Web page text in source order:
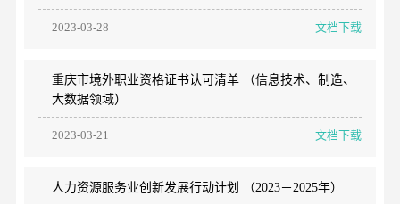
2023-03-28 文档下载
重庆市境外职业资格证书认可清单 （信息技术、制造、
大数据领域）
2023-03-21 文档下载
人力资源服务业创新发展行动计划 （2023－2025年）